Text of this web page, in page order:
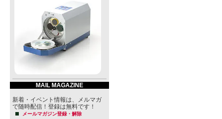
MAIL MAGAZINE
新着・イベント情報は、メルマガ
で随時配信！登録は無料です！
メールマガジン登録・解除